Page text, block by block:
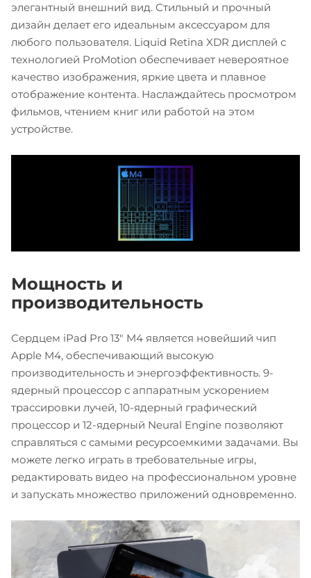
элегантный внешний вид. Стильный и прочный
дизайн делает его идеальным аксессуаром для
любого пользователя. Liquid Retina XDR дисплей с
технологией ProMotion обеспечивает невероятное
качество изображения, яркие цвета и плавное
отображение контента. Наслаждайтесь просмотром
фильмов, чтением книг или работой на этом
устройстве.
Мощность и
производительность
Сердцем iPad Pro 13" M4 является новейший чип
Apple M4, обеспечивающий высокую
производительность и энергоэффективность. 9-
ядерный процессор с аппаратным ускорением
трассировки лучей, 10-ядерный графический
процессор и 12-ядерный Neural Engine позволяют
справляться с самыми ресурсоемкими задачами. Вы
можете легко играть в требовательные игры,
редактировать видео на профессиональном уровне
и запускать множество приложений одновременно.